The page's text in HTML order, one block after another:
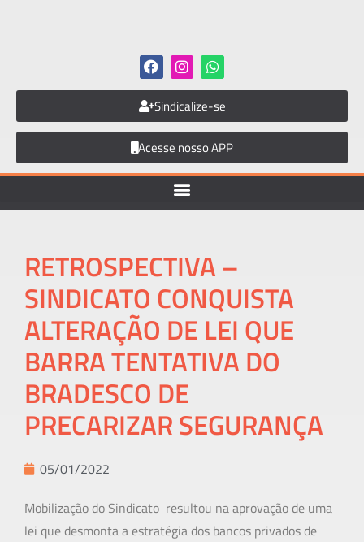
Sindicalize-se
Acesse nosso APP
RETROSPECTIVA –
SINDICATO CONQUISTA
ALTERAÇÃO DE LEI QUE
BARRA TENTATIVA DO
BRADESCO DE
PRECARIZAR SEGURANÇA
05/01/2022
Mobilização do Sindicato resultou na aprovação de uma
lei que desmonta a estratégia dos bancos privados de